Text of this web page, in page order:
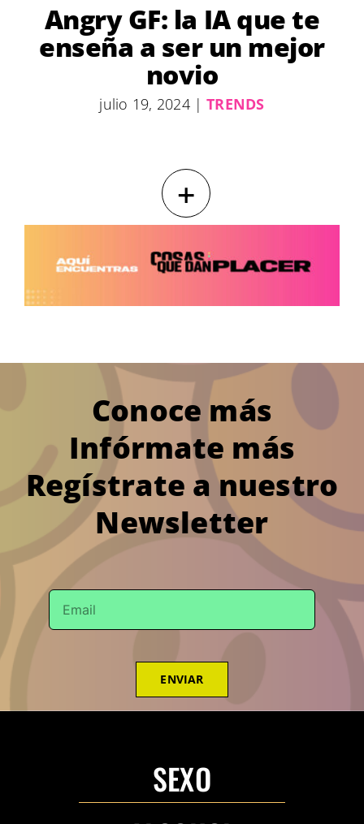
Angry GF: la IA que te
enseña a ser un mejor
novio
julio 19, 2024 | TRENDS
+
Conoce más
Infórmate más
Regístrate a nuestro
Newsletter
ENVIAR
SEXO